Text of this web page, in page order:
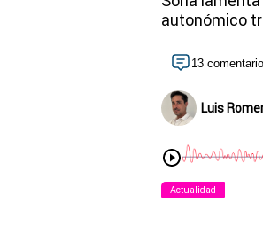
autonómico
13
Luis
Actualidad